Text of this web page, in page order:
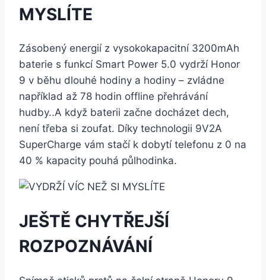
MYSLÍTE
Zásobený energií z vysokokapacitní 3200mAh
baterie s funkcí Smart Power 5.0 vydrží Honor
9 v běhu dlouhé hodiny a hodiny – zvládne
například až 78 hodin offline přehrávání
hudby..A když baterii začne docházet dech,
není třeba si zoufat. Díky technologii 9V2A
SuperCharge vám stačí k dobytí telefonu z 0 na
40 % kapacity pouhá půlhodinka.
JEŠTĚ CHYTŘEJŠÍ
ROZPOZNÁVÁNÍ